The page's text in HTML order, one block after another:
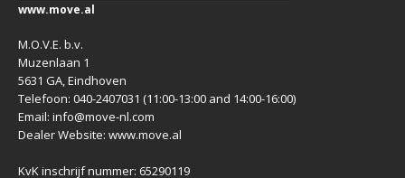
www.move.al
M.O.V.E. b.v.
Muzenlaan 1
5631 GA, Eindhoven
Telefoon: 040-2407031 (11:00-13:00 and 14:00-16:00)
Email: info@move-nl.com
Dealer Website: www.move.al
KvK inschrijf nummer: 65290119